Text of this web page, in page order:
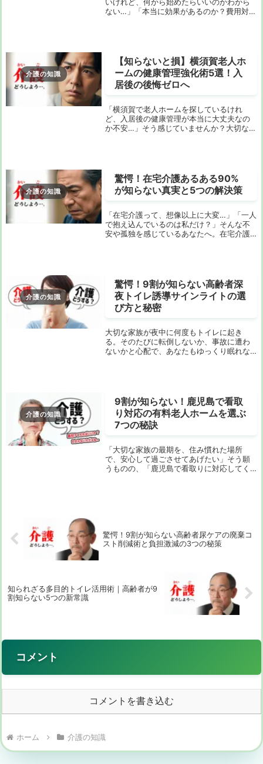
ない…」「本当に効果があるのか？費用対効
介護の知識
【知らないと損】横須賀老人ホ
ームの健康管理強化術5選！入
居後の後悔ゼロへ
「横須賀で老人ホームを探しているけれ
ど、入居後の健康管理が本当に大丈夫なの
か不安…」そう感じていませんか？大切なご
介護の知識
驚愕！在宅介護あるある90%
が知らない真実と5つの解決策
「在宅介護って、想像以上に大変…」「一人
で抱え込んでいるのは私だけ？」そんな不
安や孤独を感じているあなたへ。在宅介護
介護の知識
驚愕！9割が知らない高齢者深
夜トイレ誘導サインライトの選
び方と秘密
大切な家族が夜中に何度もトイレに起き
る。そのたびに転倒しないか、事故に遭わ
ないかと心配で、あなたもゆっくり眠れな
介護の知識
9割が知らない！鹿児島で看取
り対応の有料老人ホームを選ぶ
7つの秘訣
「大切な家族の最期を、住み慣れた場所
で、安心して過ごさせてあげたい」そう願
うものの、「鹿児島で看取りに対応してく
驚愕！9割が知らない高齢者尿ケアの廃棄コ
スト削減術と負担激減の3つの秘策
知られざる多目的トイレ活用術｜高齢者が9
割知らない5つの新常識
コメント
コメントを書き込む
ホーム 介護の知識